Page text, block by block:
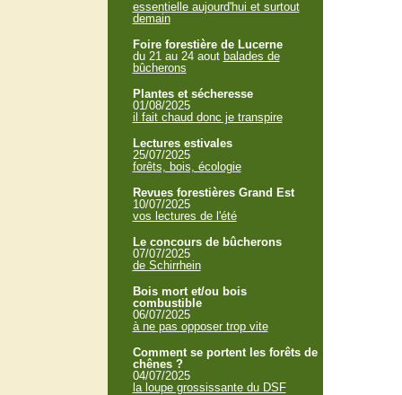
essentielle aujourd'hui et surtout
demain
Foire forestière de Lucerne
du 21 au 24 aout balades de
bûcherons
Plantes et sécheresse
01/08/2025
il fait chaud donc je transpire
Lectures estivales
25/07/2025
forêts, bois, écologie
Revues forestières Grand Est
10/07/2025
vos lectures de l'été
Le concours de bûcherons
07/07/2025
de Schirrhein
Bois mort et/ou bois
combustible
06/07/2025
à ne pas opposer trop vite
Comment se portent les forêts de
chênes ?
04/07/2025
la loupe grossissante du DSF